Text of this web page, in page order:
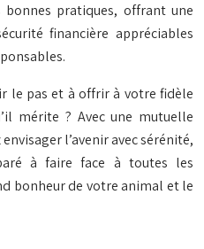
pratiques, offrant une
financière appréciables
le pas et à offrir à votre fidèle
mérite ? Avec une mutuelle
l’avenir avec sérénité,
à faire face à toutes les
bonheur de votre animal et le